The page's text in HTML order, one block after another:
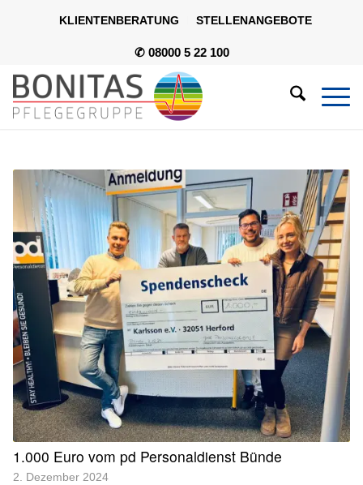
KLIENTENBERATUNG STELLENANGEBOTE
✆ 08000 5 22 100
1.000 Euro vom pd Personaldienst Bünde
2. Dezember 2024